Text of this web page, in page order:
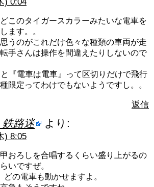
このタイガースカラーみたいな電車を
ます。。
うのがこれだけ色々な種類の車両が走
手さんは操作を間違えたりしないので
『電車は電車』って区切りだけで飛行
限定ってわけでもないようですし。。
返信
鉄路迷 より:
) 8:05
おろしを合唱するくらい盛り上がるの
いですぜ。
どの電車も動かせますよ。